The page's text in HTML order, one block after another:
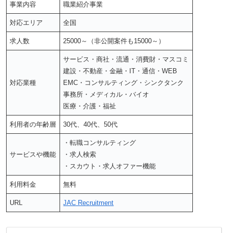
事業内容 職業紹介事業
対応エリア 全国
求人数 25000～（非公開案件も15000～）
対応業種
サービス・商社・流通・消費財・マスコミ
建設・不動産・金融・IT・通信・WEB
EMC・コンサルティング・シンクタンク
事務所・メディカル・バイオ
医療・介護・福祉
利用者の年齢層 30代、40代、50代
サービスや機能
・転職コンサルティング
・求人検索
・スカウト・求人オファー機能
利用料金 無料
URL JAC Recruitment